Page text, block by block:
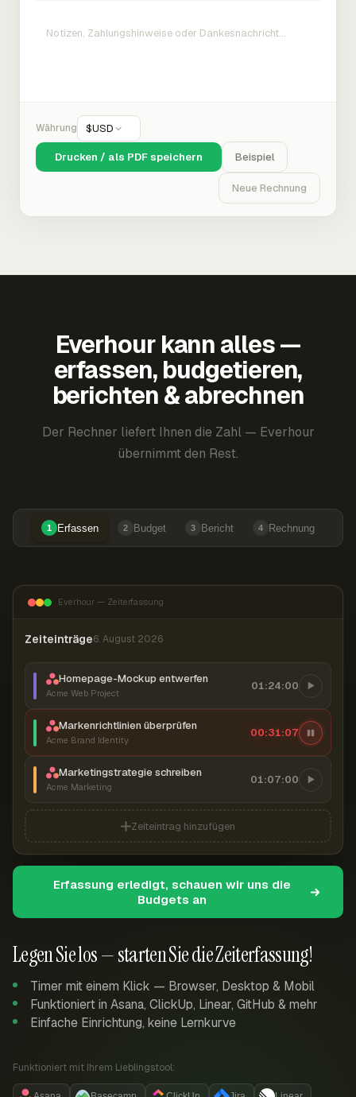
Währung $USD
Drucken / als PDF speichern Beispiel
Neue Rechnung
Everhour kann alles —
erfassen, budgetieren,
berichten & abrechnen
Der Rechner liefert Ihnen die Zahl — Everhour
übernimmt den Rest.
1 Erfassen 2 Budget 3 Bericht 4 Rechnung
Legen Sie los — starten Sie die Zeiterfassung!
Timer mit einem Klick — Browser, Desktop & Mobil
Funktioniert in Asana, ClickUp, Linear, GitHub & mehr
Einfache Einrichtung, keine Lernkurve
Funktioniert mit Ihrem Lieblingstool:
Everhour — Zeiterfassung
Zeiteinträge6. August 2026
Homepage-Mockup entwerfen
Acme Web Project
01:24:00
Markenrichtlinien überprüfen
Acme Brand Identity
00:31:07
Marketingstrategie schreiben
Acme Marketing
01:07:00
Zeiteintrag hinzufügen
Erfassung erledigt, schauen wir uns die
Budgets an